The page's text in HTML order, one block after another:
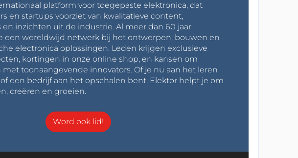
platform voor toegepaste elektronica, dat
en startups voorziet van kwalitatieve content,
en inzichten uit de industrie. Al meer dan 60 jaar
een wereldwijd netwerk bij het ontwerpen, bouwen en
electronica oplossingen. Leden krijgen exclusieve
kortingen in onze online shop, en kansen om
toonaangevende innovators. Of je nu aan het leren
een bedrijf aan het opschalen bent, Elektor helpt je om
creëren en groeien.
Word ook lid!